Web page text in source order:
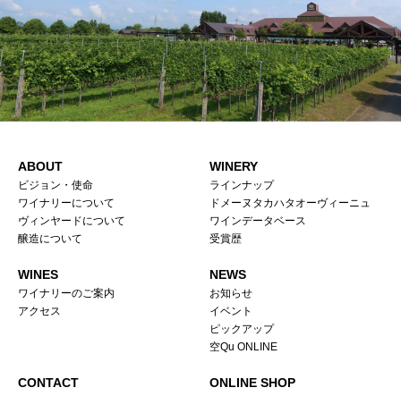
ABOUT
ビジョン・使命
ワイナリーについて
ヴィンヤードについて
醸造について
WINERY
ラインナップ
ドメーヌタカハタオーヴィーニュ
ワインデータベース
受賞歴
WINES
ワイナリーのご案内
アクセス
NEWS
お知らせ
イベント
ピックアップ
空Qu ONLINE
CONTACT ONLINE SHOP